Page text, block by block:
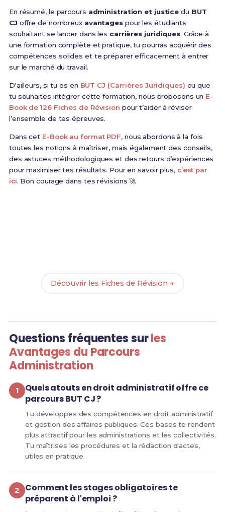
En résumé, le parcours administration et justice du BUT
CJoffre de nombreux avantagespour les étudiants
souhaitant se lancer dans les carrières juridiques. Grâce à
une formation complète et pratique, tu pourras acquérir des
compétences solides et te préparer efficacement à entrer
sur le marché du travail.
D'ailleurs, si tu es en BUT CJ (Carrières Juridiques) ou que
tu souhaites intégrer cette formation, nous proposons un E-
Book de 126 Fiches de Révision pour t’aider à réviser
l’ensemble de tes épreuves.
Dans cet E-Book au format PDF, nous abordons à la fois
toutes les notions à maîtriser, mais également des conseils,
des astuces méthodologiques et des retours d’expériences
pour maximiser tes résultats. Pour en savoir plus, c’est par
ici. Bon courage dans tes révisions 🚀
Découvrir les Fiches de Révision →
Questions fréquentes surles
Avantages du Parcours
Administration
Quels atouts en droit administratif offre ce
parcours BUT CJ ?
Tu développes des compétences en droit administratif
et gestion des affaires publiques. Ces bases te rendent
plus attractif pour les administrations et les collectivités.
Tu maîtrises les procédures et la rédaction d'actes,
utiles en pratique.
Comment les stages obligatoires te
préparent à l'emploi ?